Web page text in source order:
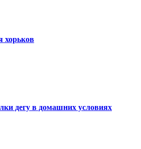
хорьков
дегу в домашних условиях